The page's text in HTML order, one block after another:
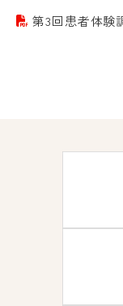
第3回患者体験